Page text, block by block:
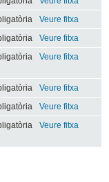
Veure fitxa
Veure fitxa
Veure fitxa
Veure fitxa
Veure fitxa
Veure fitxa